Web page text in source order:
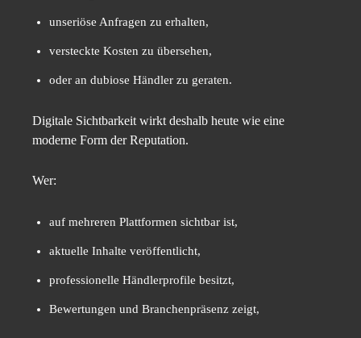
unseriöse Anfragen zu erhalten,
versteckte Kosten zu übersehen,
oder an dubiose Händler zu geraten.
Digitale Sichtbarkeit wirkt deshalb heute wie eine
moderne Form der Reputation.
Wer:
auf mehreren Plattformen sichtbar ist,
aktuelle Inhalte veröffentlicht,
professionelle Händlerprofile besitzt,
Bewertungen und Branchenpräsenz zeigt,